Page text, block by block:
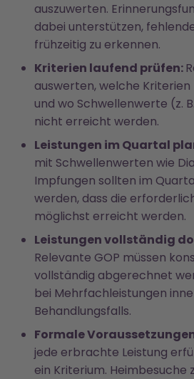
auszuwerten.
dabei unterstützen,
frühzeitig zu erkennen.
Kriterien laufend prüfen:
auswerten, welche
und wo Schwellenwerte (z. B.
nicht erreicht werden.
Leistungen im Quartal
mit Schwellenwerten wie
Impfungen sollten im
werden, dass die
möglichst erreicht werden.
Leistungen vollständig
Relevante GOP müssen
vollständig abgerechnet
bei Mehrfachleistungen
Behandlungsfalls.
Formale
jede erbrachte Leistung
ein Kriterium. Heimbesuche